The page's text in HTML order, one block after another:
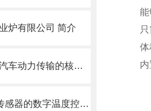
炉有限公司 简介
精密汽车用油缸：汽车动力传输的核心部件
INFLIDGE带流量传感器的数字温度控制器 DAC-8EF
能
体